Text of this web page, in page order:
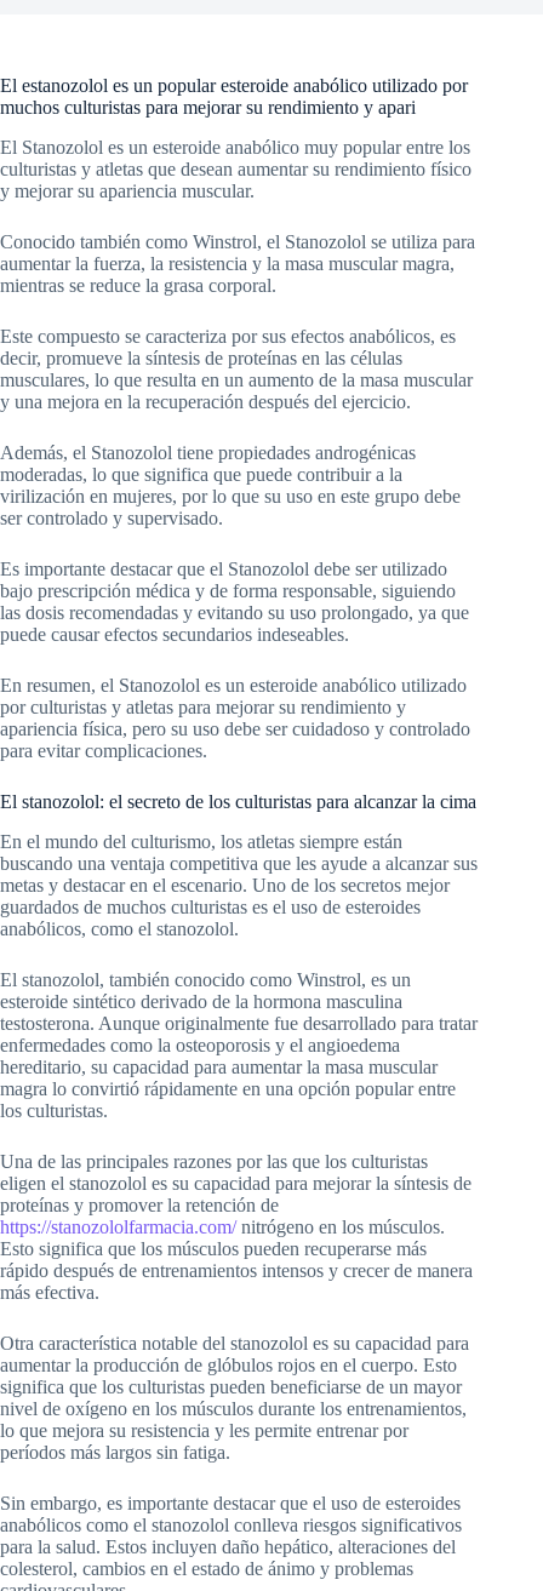
El estanozolol es un popular esteroide anabólico utilizado por
muchos culturistas para mejorar su rendimiento y apari
El Stanozolol es un esteroide anabólico muy popular entre los
culturistas y atletas que desean aumentar su rendimiento físico
y mejorar su apariencia muscular.
Conocido también como Winstrol, el Stanozolol se utiliza para
aumentar la fuerza, la resistencia y la masa muscular magra,
mientras se reduce la grasa corporal.
Este compuesto se caracteriza por sus efectos anabólicos, es
decir, promueve la síntesis de proteínas en las células
musculares, lo que resulta en un aumento de la masa muscular
y una mejora en la recuperación después del ejercicio.
Además, el Stanozolol tiene propiedades androgénicas
moderadas, lo que significa que puede contribuir a la
virilización en mujeres, por lo que su uso en este grupo debe
ser controlado y supervisado.
Es importante destacar que el Stanozolol debe ser utilizado
bajo prescripción médica y de forma responsable, siguiendo
las dosis recomendadas y evitando su uso prolongado, ya que
puede causar efectos secundarios indeseables.
En resumen, el Stanozolol es un esteroide anabólico utilizado
por culturistas y atletas para mejorar su rendimiento y
apariencia física, pero su uso debe ser cuidadoso y controlado
para evitar complicaciones.
El stanozolol: el secreto de los culturistas para alcanzar la cima
En el mundo del culturismo, los atletas siempre están
buscando una ventaja competitiva que les ayude a alcanzar sus
metas y destacar en el escenario. Uno de los secretos mejor
guardados de muchos culturistas es el uso de esteroides
anabólicos, como el stanozolol.
El stanozolol, también conocido como Winstrol, es un
esteroide sintético derivado de la hormona masculina
testosterona. Aunque originalmente fue desarrollado para tratar
enfermedades como la osteoporosis y el angioedema
hereditario, su capacidad para aumentar la masa muscular
magra lo convirtió rápidamente en una opción popular entre
los culturistas.
Una de las principales razones por las que los culturistas
eligen el stanozolol es su capacidad para mejorar la síntesis de
proteínas y promover la retención de
https://stanozololfarmacia.com/nitrógeno en los músculos.
Esto significa que los músculos pueden recuperarse más
rápido después de entrenamientos intensos y crecer de manera
más efectiva.
Otra característica notable del stanozolol es su capacidad para
aumentar la producción de glóbulos rojos en el cuerpo. Esto
significa que los culturistas pueden beneficiarse de un mayor
nivel de oxígeno en los músculos durante los entrenamientos,
lo que mejora su resistencia y les permite entrenar por
períodos más largos sin fatiga.
Sin embargo, es importante destacar que el uso de esteroides
anabólicos como el stanozolol conlleva riesgos significativos
para la salud. Estos incluyen daño hepático, alteraciones del
colesterol, cambios en el estado de ánimo y problemas